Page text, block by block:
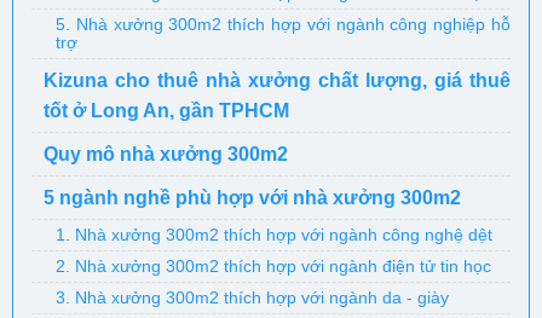
5. Nhà xưởng 300m2 thích hợp với ngành công nghiệp hỗ
trợ
Kizuna cho thuê nhà xưởng chất lượng, giá thuê
tốt ở Long An, gần TPHCM
Quy mô nhà xưởng 300m2
5 ngành nghề phù hợp với nhà xưởng 300m2
1. Nhà xưởng 300m2 thích hợp với ngành công nghệ dệt
2. Nhà xưởng 300m2 thích hợp với ngành điện tử tin học
3. Nhà xưởng 300m2 thích hợp với ngành da - giày